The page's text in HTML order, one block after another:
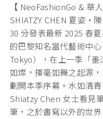
【 NeoFashionGo & 華
SHIATZY CHEN 夏姿・
30 分發表最新 2025 春
的巴黎知名當代藝術中
Tokyo），在上一季「
如燦，揮毫如舞之起源
劃開本季序幕。水如清
Shiatzy Chen 女士看見
筆，之於書寫以外的世